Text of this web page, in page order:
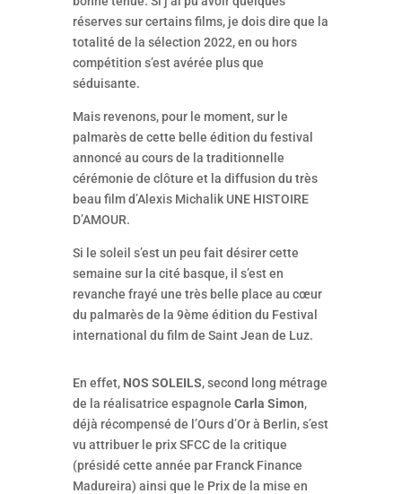
réserves sur certains films, je dois dire que la
totalité de la sélection 2022, en ou hors
compétition s’est avérée plus que
séduisante.
Mais revenons, pour le moment, sur le
palmarès de cette belle édition du festival
annoncé au cours de la traditionnelle
cérémonie de clôture et la diffusion du très
beau film d’Alexis Michalik UNE HISTOIRE
D’AMOUR.
Si le soleil s’est un peu fait désirer cette
semaine sur la cité basque, il s’est en
revanche frayé une très belle place au cœur
du palmarès de la 9ème édition du Festival
international du film de Saint Jean de Luz.
En effet, NOS SOLEILS, second long métrage
de la réalisatrice espagnole Carla Simon,
déjà récompensé de l’Ours d’Or à Berlin, s’est
vu attribuer le prix SFCC de la critique
(présidé cette année par Franck Finance
Madureira) ainsi que le Prix de la mise en